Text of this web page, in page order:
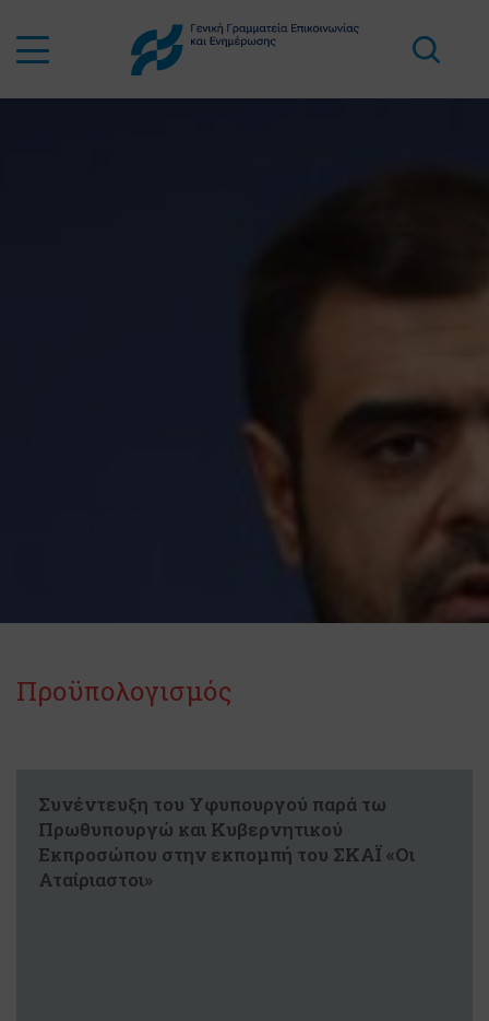
Προϋπολογισμός
Συνέντευξη του Υφυπουργού παρά τω
Πρωθυπουργώ και Κυβερνητικού
Εκπροσώπου στην εκπομπή του ΣΚΑΪ «Οι
Αταίριαστοι»